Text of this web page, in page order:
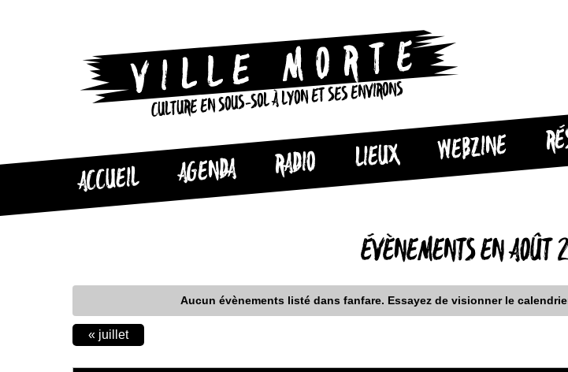
CULTURE EN SOUS-SOL À LYON ET SES ENVIRONS
ACCUEIL AGENDA RADIO LIEUX WEBZINE
ÉVÈNEMENTS EN
Aucun évènements listé dans fanfare. Essayez de visionner le
CALENDAR
« juillet